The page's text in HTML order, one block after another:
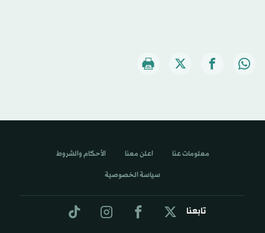
تابعنا
معلومات عنا اعلن معنا الأحكام والشروط
سياسة الخصوصية